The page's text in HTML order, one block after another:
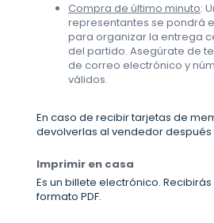
Compra de último minuto:
representantes se pondrá
para organizar la entrega
del partido. Asegúrate de
de correo electrónico y
válidos.
En caso de recibir tarjetas de
devolverlas al vendedor
Imprimir en casa
Es un billete electrónico.
formato PDF.